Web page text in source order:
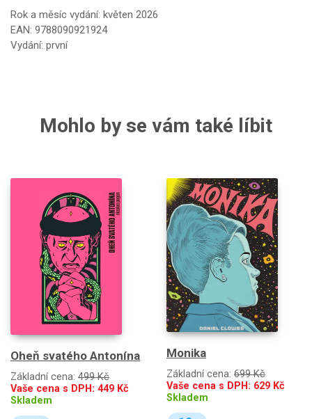
Rok a měsíc vydání: květen 2026
EAN: 9788090921924
Vydání: první
Mohlo by se vám také líbit
Oheň svatého Antonína
Základní cena: 499 Kč
Vaše cena s DPH: 449 Kč
Skladem
Monika
Základní cena: 699 Kč
Vaše cena s DPH: 629 Kč
Skladem